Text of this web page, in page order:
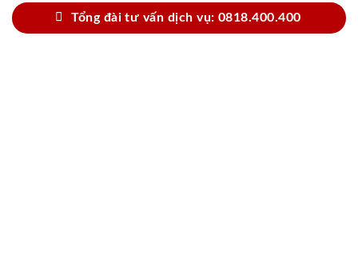
Tổng đài tư vấn dịch vụ: 0818.400.400